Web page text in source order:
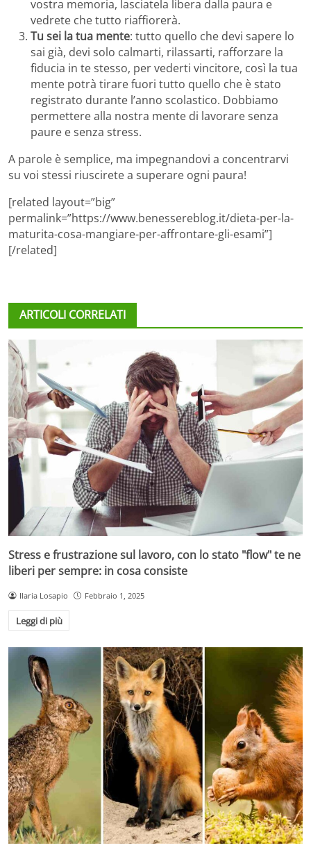
vostra memoria, lasciatela libera dalla paura e
vedrete che tutto riaffiorerà.
Tu sei la tua mente: tutto quello che devi sapere lo
sai già, devi solo calmarti, rilassarti, rafforzare la
fiducia in te stesso, per vederti vincitore, così la tua
mente potrà tirare fuori tutto quello che è stato
registrato durante l’anno scolastico. Dobbiamo
permettere alla nostra mente di lavorare senza
paure e senza stress.
A parole è semplice, ma impegnandovi a concentrarvi
su voi stessi riuscirete a superare ogni paura!
[related layout=”big”
permalink=”https://www.benessereblog.it/dieta-per-la-
maturita-cosa-mangiare-per-affrontare-gli-esami”]
[/related]
ARTICOLI CORRELATI
Stress e frustrazione sul lavoro, con lo stato "flow" te ne
liberi per sempre: in cosa consiste
Ilaria Losapio Febbraio 1, 2025
Leggi di più